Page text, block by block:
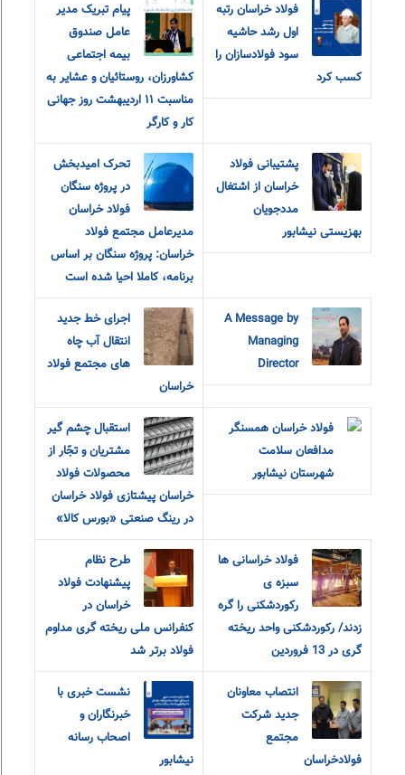
فولاد خراسان رتبه
اول رشد حاشیه
سود فولادسازان را
کسب کرد
پیام تبریک مدیر
عامل صندوق
بیمه اجتماعی
کشاورزان، روستائیان و عشایر به
مناسبت ۱۱ اردیبهشت روز جهانی
کار و کارگر
پشتیبانی فولاد
خراسان از اشتغال
مددجویان
بهزیستی نیشابور
تحرک امیدبخش
در پروژه سنگان
فولاد خراسان
مدیرعامل مجتمع فولاد
خراسان: پروژه سنگان بر اساس
برنامه، کاملا احیا شده است
A Message by
Managing
Director
اجرای خط جدید
انتقال آب چاه
های مجتمع فولاد
خراسان
فولاد خراسان همسنگر
مدافعان سلامت
شهرستان نیشابور
استقبال چشم گیر
مشتریان و تجّار از
محصولات فولاد
خراسان پیشتازی فولاد خراسان
در رینگ صنعتی «بورس کالا»
فولاد خراسانی ها
سبزه ی
رکوردشکنی را گره
زدند/ رکوردشکنی واحد ریخته
گری در 13 فروردین
طرح نظام
پیشنهادت فولاد
خراسان در
کنفرانس ملی ریخته گری مداوم
فولاد برتر شد
انتصاب معاونان
جدید شرکت
مجتمع
فولادخراسان
نشست خبری با
خبرنگاران و
اصحاب رسانه
نیشابور